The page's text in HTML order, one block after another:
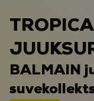
BALMAIN